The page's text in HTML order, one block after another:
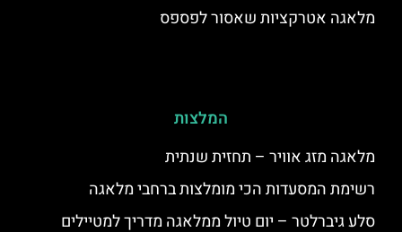
מלאגה אטרקציות שאסור לפספס
המלצות
מלאגה מזג אוויר – תחזית שנתית
רשימת המסעדות הכי מומלצות ברחבי מלאגה
סלע גיברלטר – יום טיול ממלאגה מדריך למטיילים